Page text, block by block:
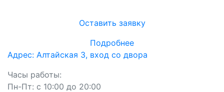
Оставить заявку
Подробнее
Адрес: Алтайская 3, вход со двора
Часы работы:
Пн-Пт: с 10:00 до 20:00